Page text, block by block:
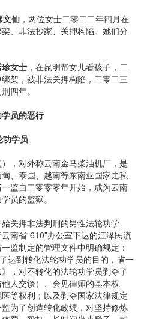
文仙 ，两位女士二零二二年四月在
、非法抄家、关押构陷。她们分
女士 ，在昆明帮女儿看孩子，二
架，被非法关押构陷，二零二三
四年。
员的恶行
功学员
，对外称云南金马柴油机厂，是
、泰国、越南等东南亚国家走私
监自二零零零年开始，成为云南
员的监狱。
关押非法判刑的男性法轮功学
南省“610”办公室下达的江泽民流
监制定的管理文件中明确规定：
达到转化法轮功学员的目的，省一
，对不转化的法轮功学员剥夺了
人交谈）、会见律师的基本权
等权利；以及剥夺国家法律规定
为了创造转化政绩，对坚持修炼